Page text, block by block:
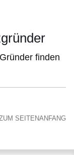
finden
SEITENANFANG